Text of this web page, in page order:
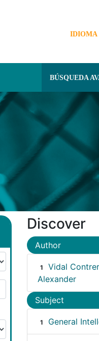
IDIOMA
BÚSQUEDA
Discover
Author
1
Vidal
Alexander
Subject
1 General